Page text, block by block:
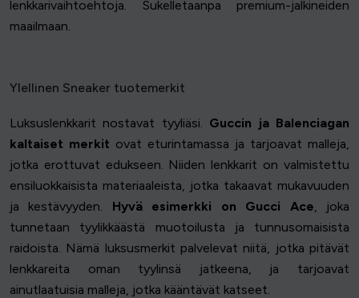
lenkkarivaihtoehtoja. Sukelletaanpa premium-jalkineiden
maailmaan.
Ylellinen Sneaker tuotemerkit
Luksuslenkkarit nostavat tyyliäsi. Guccin ja Balenciagan
kaltaiset merkit ovat eturintamassa ja tarjoavat malleja,
jotka erottuvat edukseen. Niiden lenkkarit on valmistettu
ensiluokkaisista materiaaleista, jotka takaavat mukavuuden
ja kestävyyden. Hyvä esimerkki on Gucci Ace, joka
tunnetaan tyylikkäästä muotoilusta ja tunnusomaisista
raidoista. Nämä luksusmerkit palvelevat niitä, jotka pitävät
lenkkareita oman tyylinsä jatkeena, ja tarjoavat
ainutlaatuisia malleja, jotka kääntävät katseet.